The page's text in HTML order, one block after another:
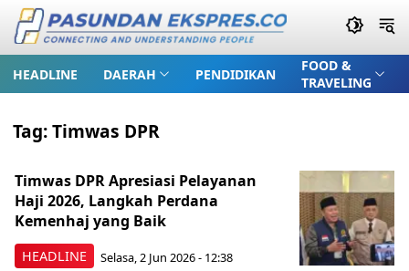
HEADLINE DAERAH PENDIDIKAN
FOOD &
TRAVELING
Tag:Timwas DPR
HEADLINE
Timwas DPR Apresiasi Pelayanan
Haji 2026, Langkah Perdana
Kemenhaj yang Baik
Selasa, 2 Jun 2026 - 12:38